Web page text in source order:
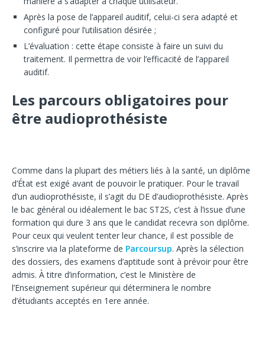
Après la pose de l’appareil auditif, celui-ci sera adapté et
configuré pour l’utilisation désirée ;
L’évaluation : cette étape consiste à faire un suivi du
traitement. Il permettra de voir l’efficacité de l’appareil
auditif.
Les parcours obligatoires pour
être audioprothésiste
Comme dans la plupart des métiers liés à la santé, un diplôme
d’État est exigé avant de pouvoir le pratiquer. Pour le travail
d’un audioprothésiste, il s’agit du DE d’audioprothésiste. Après
le bac général ou idéalement le bac ST2S, c’est à l’issue d’une
formation qui dure 3 ans que le candidat recevra son diplôme.
Pour ceux qui veulent tenter leur chance, il est possible de
s’inscrire via la plateforme de Parcoursup. Après la sélection
des dossiers, des examens d’aptitude sont à prévoir pour être
admis. À titre d’information, c’est le Ministère de
l’Enseignement supérieur qui déterminera le nombre
d’étudiants acceptés en 1ere année.